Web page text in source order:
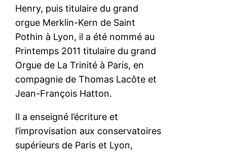
Henry, puis titulaire du grand
orgue Merklin-Kern de Saint
Pothin à Lyon, il a été nommé au
Printemps 2011 titulaire du grand
Orgue de La Trinité à Paris, en
compagnie de Thomas Lacôte et
Jean-François Hatton.
Il a enseigné l’écriture et
l’improvisation aux conservatoires
supérieurs de Paris et Lyon,